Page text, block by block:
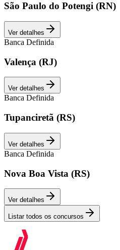
São Paulo do Potengi (RN)
Ver detalhes
Banca Definida
Valença (RJ)
Ver detalhes
Banca Definida
Tupanciretã (RS)
Ver detalhes
Banca Definida
Nova Boa Vista (RS)
Ver detalhes
Listar todos os concursos